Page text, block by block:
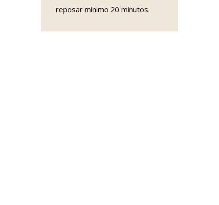
reposar mínimo 20 minutos.